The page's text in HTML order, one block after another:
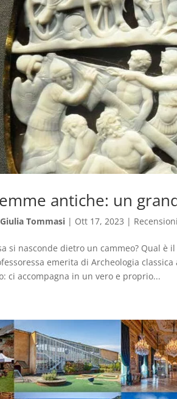
antiche: un
Giulia Tommasi | Ott 17, 2023 | Recensioni
si nasconde dietro un cammeo? Qual è
emerita di Archeologia
ci accompagna in un vero e proprio...